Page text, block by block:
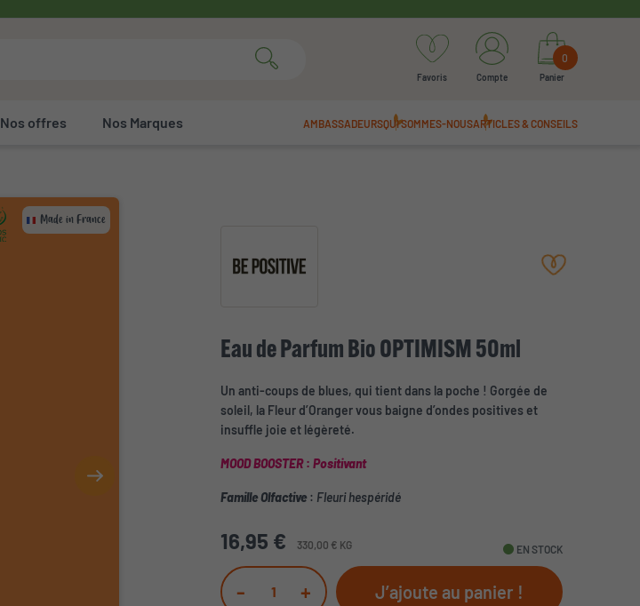
Favoris Compte
0
Panier
Nos offres Nos Marques AMBASSADEURSQUI SOMMES-NOUSARTICLES & CONSEILS
Made in France
Eau de Parfum Bio OPTIMISM 50ml
Un anti-coups de blues, qui tient dans la poche ! Gorgée de
soleil, la Fleur d’Oranger vous baigne d’ondes positives et
insuffle joie et légèreté.
MOOD BOOSTER : Positivant
Famille Olfactive: Fleuri hespéridé
16,95 € 330,00 € KG fiber_manual_record EN STOCK
- + J’ajoute au panier !